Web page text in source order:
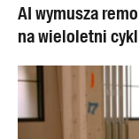
AI wymusza
na wieloletni